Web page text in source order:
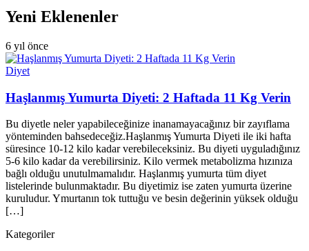
Yeni Eklenenler
6 yıl önce
Diyet
Haşlanmış Yumurta Diyeti: 2 Haftada 11 Kg Verin
Bu diyetle neler yapabileceğinize inanamayacağınız bir zayıflama
yönteminden bahsedeceğiz.Haşlanmış Yumurta Diyeti ile iki hafta
süresince 10-12 kilo kadar verebileceksiniz. Bu diyeti uyguladığınız
5-6 kilo kadar da verebilirsiniz. Kilo vermek metabolizma hızınıza
bağlı olduğu unutulmamalıdır. Haşlanmış yumurta tüm diyet
listelerinde bulunmaktadır. Bu diyetimiz ise zaten yumurta üzerine
kuruludur. Ymurtanın tok tuttuğu ve besin değerinin yüksek olduğu
[…]
Kategoriler